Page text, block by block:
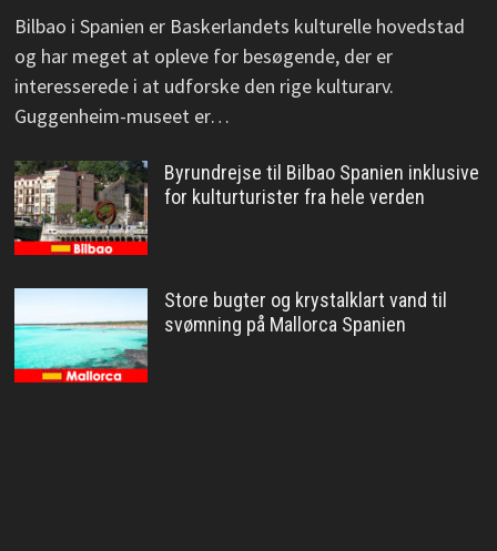
Bilbao i Spanien er Baskerlandets kulturelle hovedstad
og har meget at opleve for besøgende, der er
interesserede i at udforske den rige kulturarv.
Guggenheim-museet er…
Byrundrejse til Bilbao Spanien inklusive
for kulturturister fra hele verden
Store bugter og krystalklart vand til
svømning på Mallorca Spanien